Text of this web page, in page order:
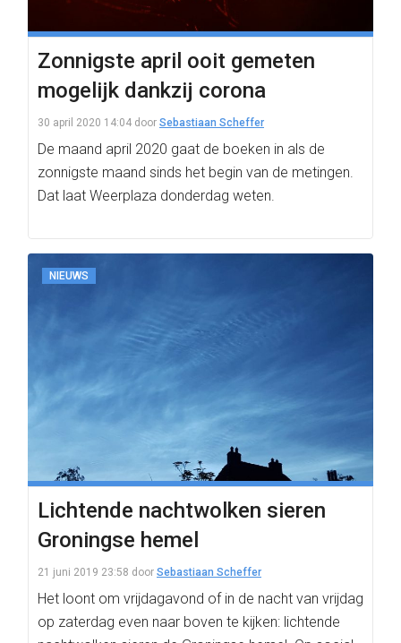
Zonnigste april ooit gemeten
mogelijk dankzij corona
30 april 2020 14:04 door Sebastiaan Scheffer
De maand april 2020 gaat de boeken in als de
zonnigste maand sinds het begin van de metingen.
Dat laat Weerplaza donderdag weten.
NIEUWS
Lichtende nachtwolken sieren
Groningse hemel
21 juni 2019 23:58 door Sebastiaan Scheffer
Het loont om vrijdagavond of in de nacht van vrijdag
op zaterdag even naar boven te kijken: lichtende